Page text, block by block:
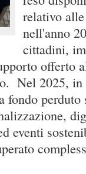
relativo
nell'anno
cittadini,
offerto
Nel 2025,
fondo perduto
eventi